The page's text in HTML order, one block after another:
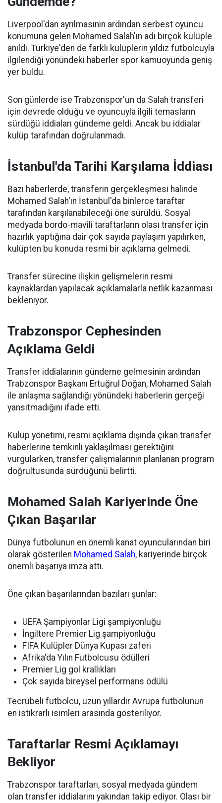
Liverpool'dan ayrılmasının ardından serbest oyuncu
konumuna gelen Mohamed Salah'ın adı birçok kulüple
anıldı. Türkiye'den de farklı kulüplerin yıldız futbolcuyla
ilgilendiği yönündeki haberler spor kamuoyunda geniş
yer buldu.
Son günlerde ise Trabzonspor'un da Salah transferi
için devrede olduğu ve oyuncuyla ilgili temasların
sürdüğü iddiaları gündeme geldi. Ancak bu iddialar
kulüp tarafından doğrulanmadı.
İstanbul'da Tarihi Karşılama İddiası
Bazı haberlerde, transferin gerçekleşmesi halinde
Mohamed Salah'ın İstanbul'da binlerce taraftar
tarafından karşılanabileceği öne sürüldü. Sosyal
medyada bordo-mavili taraftarların olası transfer için
hazırlık yaptığına dair çok sayıda paylaşım yapılırken,
kulüpten bu konuda resmi bir açıklama gelmedi.
Transfer sürecine ilişkin gelişmelerin resmi
kaynaklardan yapılacak açıklamalarla netlik kazanması
bekleniyor.
Trabzonspor Cephesinden
Açıklama Geldi
Transfer iddialarının gündeme gelmesinin ardından
Trabzonspor Başkanı Ertuğrul Doğan, Mohamed Salah
ile anlaşma sağlandığı yönündeki haberlerin gerçeği
yansıtmadığını ifade etti.
Kulüp yönetimi, resmi açıklama dışında çıkan transfer
haberlerine temkinli yaklaşılması gerektiğini
vurgularken, transfer çalışmalarının planlanan program
doğrultusunda sürdüğünü belirtti.
Mohamed Salah Kariyerinde Öne
Çıkan Başarılar
Dünya futbolunun en önemli kanat oyuncularından biri
olarak gösterilen Mohamed Salah, kariyerinde birçok
önemli başarıya imza attı.
Öne çıkan başarılarından bazıları şunlar:
UEFA Şampiyonlar Ligi şampiyonluğu
İngiltere Premier Lig şampiyonluğu
FIFA Kulüpler Dünya Kupası zaferi
Afrika'da Yılın Futbolcusu ödülleri
Premier Lig gol krallıkları
Çok sayıda bireysel performans ödülü
Tecrübeli futbolcu, uzun yıllardır Avrupa futbolunun
en istikrarlı isimleri arasında gösteriliyor.
Taraftarlar Resmi Açıklamayı
Bekliyor
Trabzonspor taraftarları, sosyal medyada gündem
olan transfer iddialarını yakından takip ediyor. Olası bir